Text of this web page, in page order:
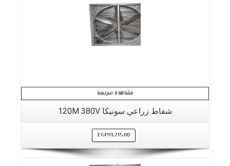
التفاصيل
مشاهدة سريعة
شفاط زراعي سونيكا 120M 380V
EGP19,215.00